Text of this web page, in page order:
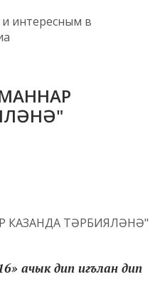
интересным в
ачык дип игълан дип